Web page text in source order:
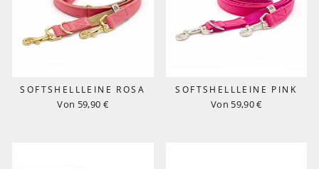
SOFTSHELLLEINE ROSA
Von 59,90 €
SOFTSHELLLEINE PINK
Von 59,90 €